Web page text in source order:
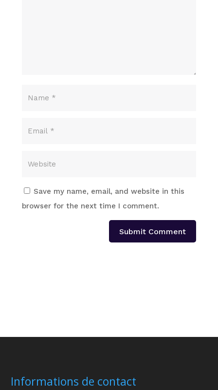
Save my name, email, and website in this
browser for the next time I comment.
Submit Comment
Informations de contact